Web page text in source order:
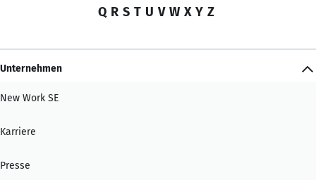
Q R S T U V W X Y Z
Unternehmen
New Work SE
Karriere
Presse